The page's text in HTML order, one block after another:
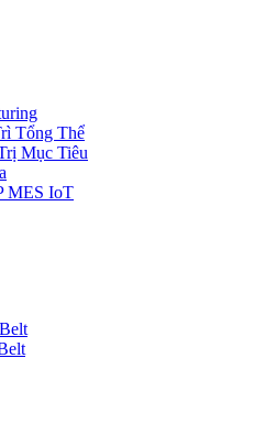
Tổng Thể
Mục Tiêu
MES IoT